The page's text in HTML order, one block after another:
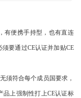
有便携手持型，也有直连
要通过CE认证并加贴CE
须符合每个成员国要求，
品上强制性打上CE认证标